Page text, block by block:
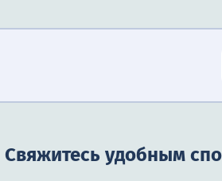
Свяжитесь удобным